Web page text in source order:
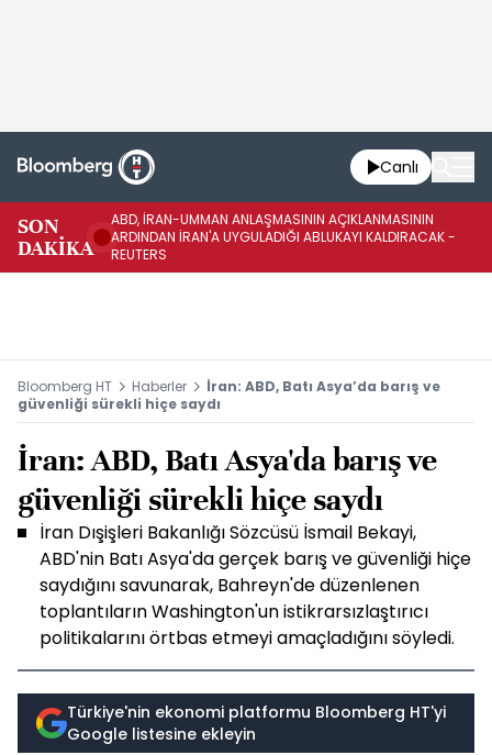
Canlı
SON
DAKİKA
ABD, İRAN-UMMAN ANLAŞMASININ AÇIKLANMASININ
ARDINDAN İRAN'A UYGULADIĞI ABLUKAYI KALDIRACAK -
REUTERS
Bloomberg HT Haberler
İran: ABD, Batı Asya’da barış ve
güvenliği sürekli hiçe saydı
İran: ABD, Batı Asya'da barış ve
güvenliği sürekli hiçe saydı
İran Dışişleri Bakanlığı Sözcüsü İsmail Bekayi,
ABD'nin Batı Asya'da gerçek barış ve güvenliği hiçe
saydığını savunarak, Bahreyn'de düzenlenen
toplantıların Washington'un istikrarsızlaştırıcı
politikalarını örtbas etmeyi amaçladığını söyledi.
Türkiye'nin ekonomi platformu Bloomberg HT'yi
Google listesine ekleyin